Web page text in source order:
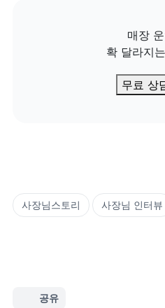
매장
확 달라지
무료 상
사장님스토리 사장님 인터뷰
공유